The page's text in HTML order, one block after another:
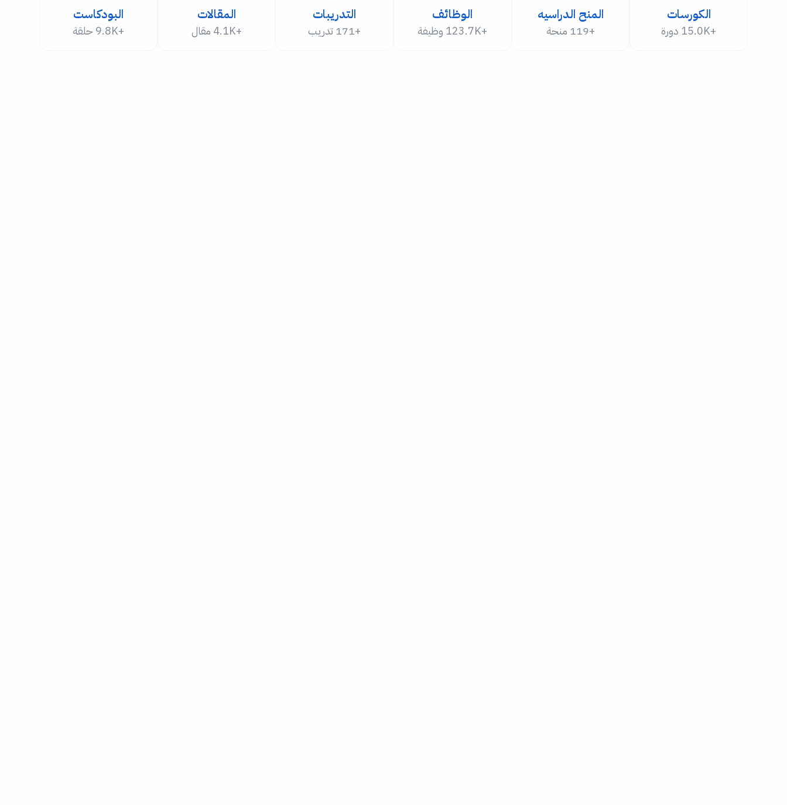
الكورسات
+15.0K دورة
المنح الدراسيه
+119 منحة
الوظائف
+123.7K وظيفة
التدريبات
+171 تدريب
المقالات
+4.1K مقال
البودكاست
+9.8K حلقة